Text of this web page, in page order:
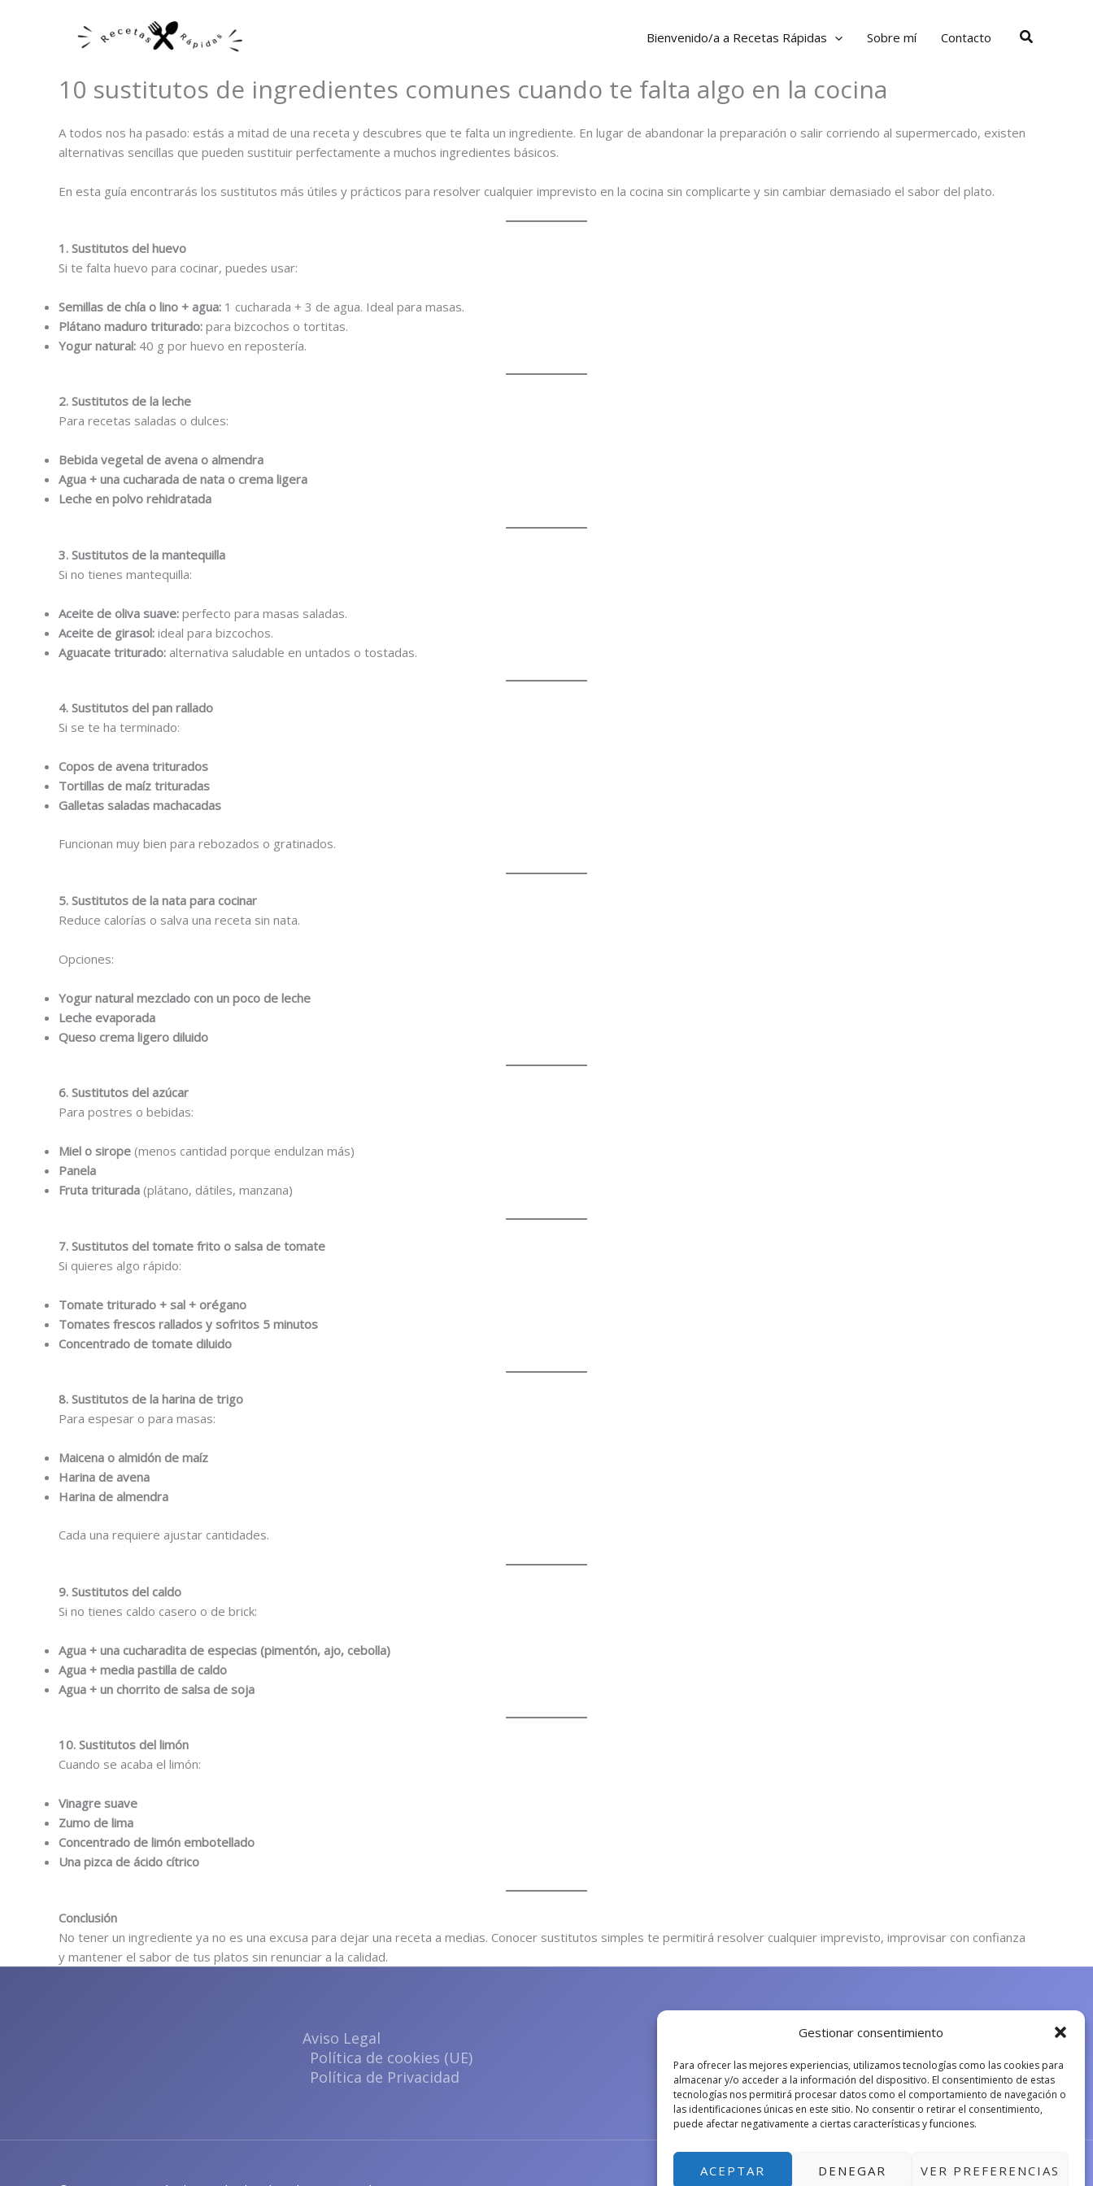
Gestionar consentimiento
Para ofrecer las mejores experiencias, utilizamos tecnologías como las cookies para
almacenar y/o acceder a la información del dispositivo. El consentimiento de estas
tecnologías nos permitirá procesar datos como el comportamiento de navegación o
las identificaciones únicas en este sitio. No consentir o retirar el consentimiento,
puede afectar negativamente a ciertas características y funciones.
ACEPTAR DENEGAR VER PREFERENCIAS
Bienvenido/a a Recetas Rápidas Sobre mí Contacto Buscar
10 sustitutos de ingredientes comunes cuando te falta algo en la cocina
A todos nos ha pasado: estás a mitad de una receta y descubres que te falta un ingrediente. En lugar de abandonar la preparación o salir corriendo al supermercado, existen
alternativas sencillas que pueden sustituir perfectamente a muchos ingredientes básicos.
En esta guía encontrarás los sustitutos más útiles y prácticos para resolver cualquier imprevisto en la cocina sin complicarte y sin cambiar demasiado el sabor del plato.
1. Sustitutos del huevo
Si te falta huevo para cocinar, puedes usar:
Semillas de chía o lino + agua: 1 cucharada + 3 de agua. Ideal para masas.
Plátano maduro triturado: para bizcochos o tortitas.
Yogur natural: 40 g por huevo en repostería.
2. Sustitutos de la leche
Para recetas saladas o dulces:
Bebida vegetal de avena o almendra
Agua + una cucharada de nata o crema ligera
Leche en polvo rehidratada
3. Sustitutos de la mantequilla
Si no tienes mantequilla:
Aceite de oliva suave: perfecto para masas saladas.
Aceite de girasol: ideal para bizcochos.
Aguacate triturado: alternativa saludable en untados o tostadas.
4. Sustitutos del pan rallado
Si se te ha terminado:
Copos de avena triturados
Tortillas de maíz trituradas
Galletas saladas machacadas
Funcionan muy bien para rebozados o gratinados.
5. Sustitutos de la nata para cocinar
Reduce calorías o salva una receta sin nata.
Opciones:
Yogur natural mezclado con un poco de leche
Leche evaporada
Queso crema ligero diluido
6. Sustitutos del azúcar
Para postres o bebidas:
Miel o sirope (menos cantidad porque endulzan más)
Panela
Fruta triturada (plátano, dátiles, manzana)
7. Sustitutos del tomate frito o salsa de tomate
Si quieres algo rápido:
Tomate triturado + sal + orégano
Tomates frescos rallados y sofritos 5 minutos
Concentrado de tomate diluido
8. Sustitutos de la harina de trigo
Para espesar o para masas:
Maicena o almidón de maíz
Harina de avena
Harina de almendra
Cada una requiere ajustar cantidades.
9. Sustitutos del caldo
Si no tienes caldo casero o de brick:
Agua + una cucharadita de especias (pimentón, ajo, cebolla)
Agua + media pastilla de caldo
Agua + un chorrito de salsa de soja
10. Sustitutos del limón
Cuando se acaba el limón:
Vinagre suave
Zumo de lima
Concentrado de limón embotellado
Una pizca de ácido cítrico
Conclusión
No tener un ingrediente ya no es una excusa para dejar una receta a medias. Conocer sustitutos simples te permitirá resolver cualquier imprevisto, improvisar con confianza
y mantener el sabor de tus platos sin renunciar a la calidad.
Aviso Legal
Política de cookies (UE)
Política de Privacidad